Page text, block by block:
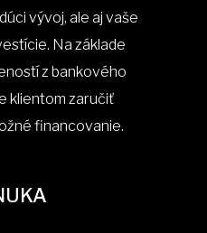
vývoj, ale aj vaše
Na základe
z bankového
klientom zaručiť
financovanie.